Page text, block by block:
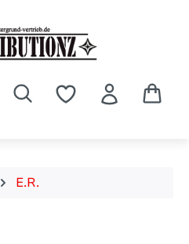
E.R.